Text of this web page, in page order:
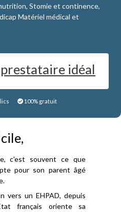
Stomie et continence,
Matériel médical et
idéal
100% gratuit
c'est souvent ce que
pour son parent âgé
vers un EHPAD, depuis
français oriente sa